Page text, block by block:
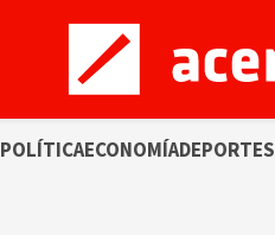
POLÍTICAECONOMÍADEPORTES